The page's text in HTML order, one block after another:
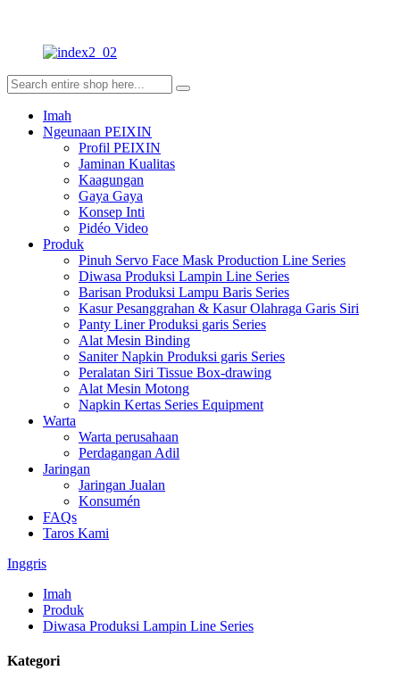
Imah
Ngeunaan PEIXIN
Profil PEIXIN
Jaminan Kualitas
Kaagungan
Gaya Gaya
Konsep Inti
Pidéo Video
Produk
Pinuh Servo Face Mask Production Line Series
Diwasa Produksi Lampin Line Series
Barisan Produksi Lampu Baris Series
Kasur Pesanggrahan & Kasur Olahraga Garis Siri
Panty Liner Produksi garis Series
Alat Mesin Binding
Saniter Napkin Produksi garis Series
Peralatan Siri Tissue Box-drawing
Alat Mesin Motong
Napkin Kertas Series Equipment
Warta
Warta perusahaan
Perdagangan Adil
Jaringan
Jaringan Jualan
Konsumén
FAQs
Taros Kami
Inggris
Imah
Produk
Diwasa Produksi Lampin Line Series
Kategori